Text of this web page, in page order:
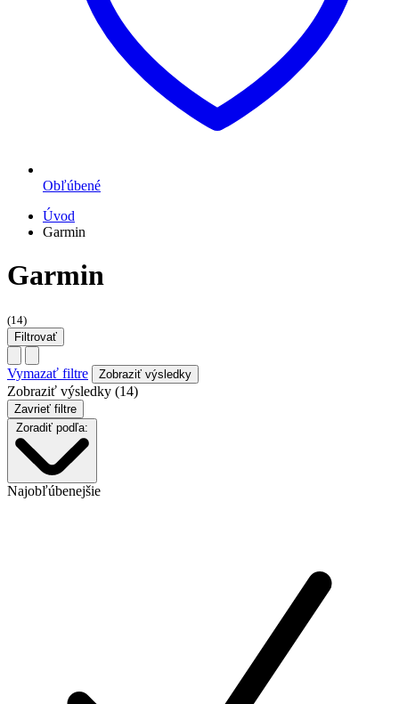
Obľúbené
Úvod
Garmin
Garmin
(14)
Filtrovať
Vymazať filtre
Zobraziť výsledky (14)
Zavrieť filtre
Zoradiť podľa:
Najobľúbenejšie